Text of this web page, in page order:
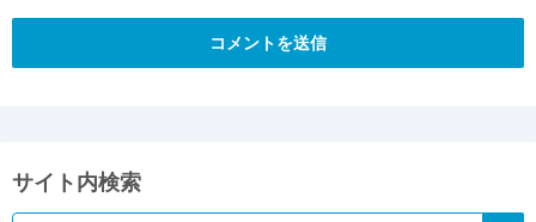
サイト内検索